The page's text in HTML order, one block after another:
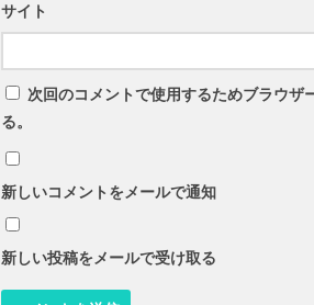
サイト
次回のコメントで使用するためブラウザ
る。
新しいコメントをメールで通知
新しい投稿をメールで受け取る